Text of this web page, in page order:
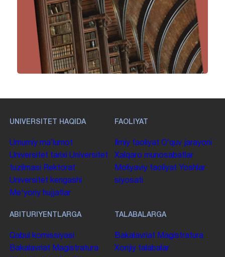
UNIVERSITET HAQIDA
Umumiy maʼlumot
Universitet tarixi Universitet
tuzilmasi
Rektorat
Universitet kengashi
Me'yoriy hujjatlar
FAOLIYAT
Ilmiy faoliyat Oʻquv jarayoni
Xalqaro munosabatlar
Moliyaviy faoliyat Yoshlar
siyosati
ABITURIYENTLARGA
Qabul komissiyasi
Bakalavriat Magistratura
TALABALARGA
Bakalavriat Magistratura
Xorijiy talabalar